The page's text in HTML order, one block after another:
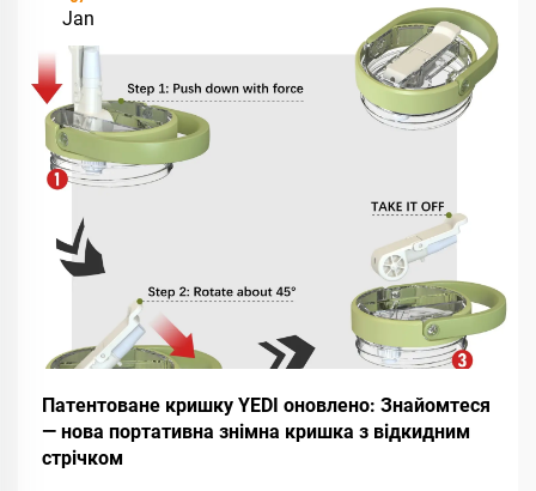
Jan
Патентоване кришку YEDI оновлено: Знайомтеся
— нова портативна знімна кришка з відкидним
стрічком